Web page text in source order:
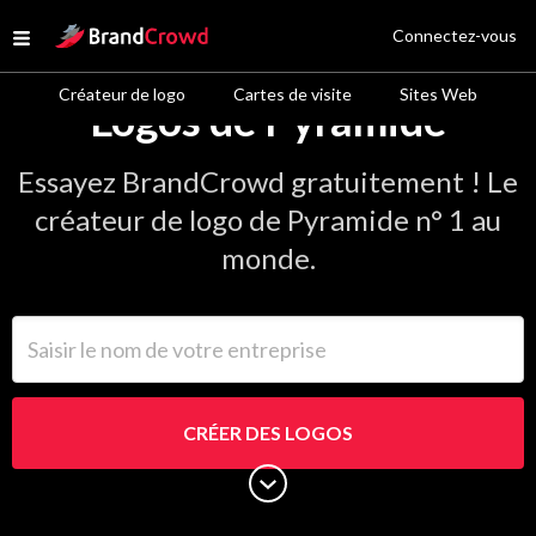
Open menu
Site Logo
Créateur de logo Cartes de visite Sites Web
Connectez-vous
Logos de Pyramide
Essayez BrandCrowd gratuitement ! Le
créateur de logo de Pyramide n° 1 au
monde.
CRÉER DES LOGOS